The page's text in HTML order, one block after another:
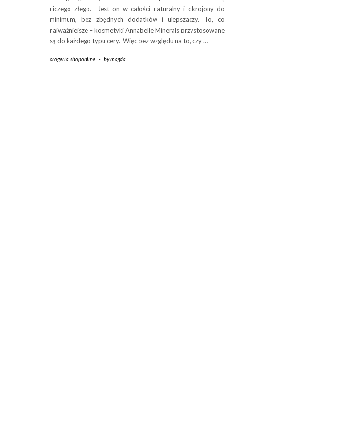
niczego złego. Jest on w całości naturalny i okrojony do
minimum, bez zbędnych dodatków i ulepszaczy. To, co
najważniejsze – kosmetyki Annabelle Minerals przystosowane
są do każdego typu cery. Więc bez względu na to, czy …
drogeria shoponline - bymagda